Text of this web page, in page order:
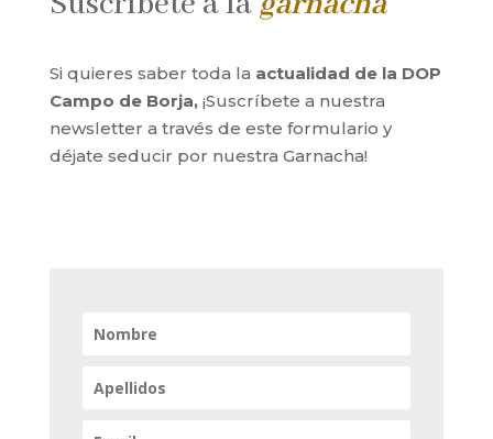
Si quieres saber toda la actualidad de la DOP
Campo de Borja,¡Suscríbete a nuestra
newsletter a través de este formulario y
déjate seducir por nuestra Garnacha!